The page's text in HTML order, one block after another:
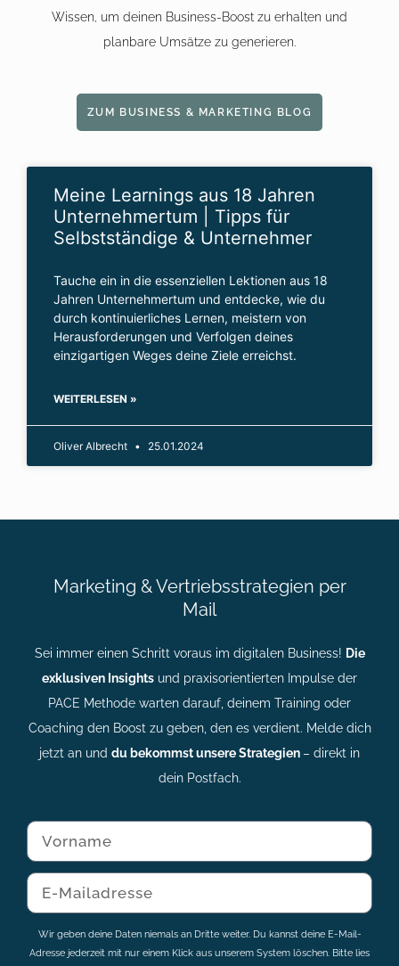
Wissen, um deinen Business-Boost zu erhalten und
planbare Umsätze zu generieren.
ZUM BUSINESS & MARKETING BLOG
Meine Learnings aus 18 Jahren
Unternehmertum | Tipps für
Selbstständige & Unternehmer
Tauche ein in die essenziellen Lektionen aus 18
Jahren Unternehmertum und entdecke, wie du
durch kontinuierliches Lernen, meistern von
Herausforderungen und Verfolgen deines
einzigartigen Weges deine Ziele erreichst.
WEITERLESEN »
Oliver Albrecht 25.01.2024
Marketing & Vertriebsstrategien per
Mail
Sei immer einen Schritt voraus im digitalen Business! Die
exklusiven Insights und praxisorientierten Impulse der
PACE Methode warten darauf, deinem Training oder
Coaching den Boost zu geben, den es verdient. Melde dich
jetzt an und du bekommst unsere Strategien – direkt in
dein Postfach.
Wir geben deine Daten niemals an Dritte weiter. Du kannst deine E-Mail-
Adresse jederzeit mit nur einem Klick aus unserem System löschen. Bitte lies